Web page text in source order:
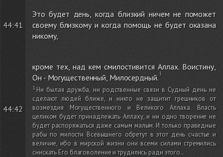
44:41
Это будет день, когда близкий ничем не поможет
своему близкому и когда помощь не будет оказана
никому,
44:42
кроме тех, над кем смилостивится Аллах. Воистину,
Он - Могущественный, Милосердный.
Ни былая дружба, ни родственные связи в Судный день не
сделают людей ближе, и никто не защитит грешников от
возмездия Могущественного и Великого Аллаха. Власть
целиком будет принадлежать Аллаху, и ни одно творение не
будет распоряжаться даже самым малым. И только праведные
рабы по милости Всевышнего обретут в этот день счастье и
величие, ибо в мирской жизни они всеми силами стремились
снискать Его благоволение и трудились ради этого..